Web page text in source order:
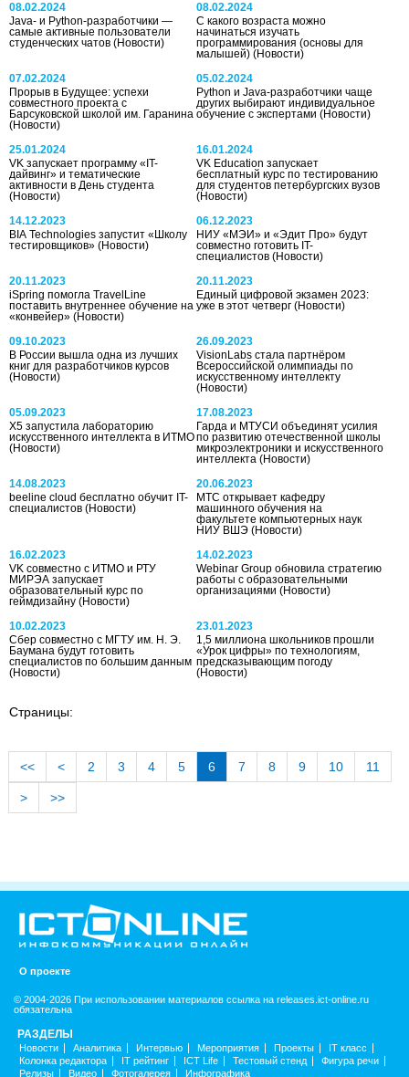
08.02.2024
Java- и Python-разработчики —
самые активные пользователи
студенческих чатов (Новости)
08.02.2024
С какого возраста можно
начинаться изучать
программирования (основы для
малышей)(Новости)
07.02.2024
Прорыв в Будущее: успехи
совместного проекта с
Барсуковской школой им. Гаранина
(Новости)
05.02.2024
Python и Java-разработчики чаще
других выбирают индивидуальное
обучение с экспертами(Новости)
25.01.2024
VK запускает программу «IT-
дайвинг» и тематические
активности в День студента
(Новости)
16.01.2024
VK Education запускает
бесплатный курс по тестированию
для студентов петербургских вузов
(Новости)
14.12.2023
BIA Technologies запустит «Школу
тестировщиков» (Новости)
06.12.2023
НИУ «МЭИ» и «Эдит Про» будут
совместно готовить IT-
специалистов(Новости)
20.11.2023
iSpring помогла TravelLine
поставить внутреннее обучение на
«конвейер» (Новости)
20.11.2023
Единый цифровой экзамен 2023:
уже в этот четверг(Новости)
09.10.2023
В России вышла одна из лучших
книг для разработчиков курсов
(Новости)
26.09.2023
VisionLabs стала партнёром
Всероссийской олимпиады по
искусственному интеллекту
(Новости)
05.09.2023
Х5 запустила лабораторию
искусственного интеллекта в ИТМО
(Новости)
17.08.2023
Гарда и МТУСИ объединят усилия
по развитию отечественной школы
микроэлектроники и искусственного
интеллекта(Новости)
14.08.2023
beeline cloud бесплатно обучит IT-
специалистов (Новости)
20.06.2023
МТС открывает кафедру
машинного обучения на
факультете компьютерных наук
НИУ ВШЭ(Новости)
16.02.2023
VK совместно с ИТМО и РТУ
МИРЭА запускает
образовательный курс по
геймдизайну (Новости)
14.02.2023
Webinar Group обновила стратегию
работы с образовательными
организациями(Новости)
10.02.2023
Сбер совместно с МГТУ им. Н. Э.
Баумана будут готовить
специалистов по большим данным
(Новости)
23.01.2023
1,5 миллиона школьников прошли
«Урок цифры» по технологиям,
предсказывающим погоду
(Новости)
Страницы:
<< < 2 3 4 5 6 7 8 9 10 11
> >>
О проекте
© 2004-2026 При использовании материалов ссылка на releases.ict-online.ru
обязательна
РАЗДЕЛЫ
Новости Аналитика Интервью Мероприятия Проекты
IT класс
Колонка редактора
IT рейтинг ICT Life Тестовый стенд
Фигура речи
Релизы
Видео Фотогалерея Инфографика